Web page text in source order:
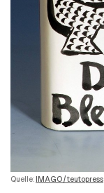
Quelle:IMAGO / teutopress